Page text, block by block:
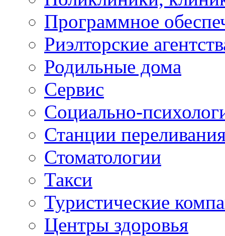
Программное
Риэлторские
Родильные дома
Сервис
Социально-
Станции
Стоматологии
Такси
Туристические
Центры здоровья